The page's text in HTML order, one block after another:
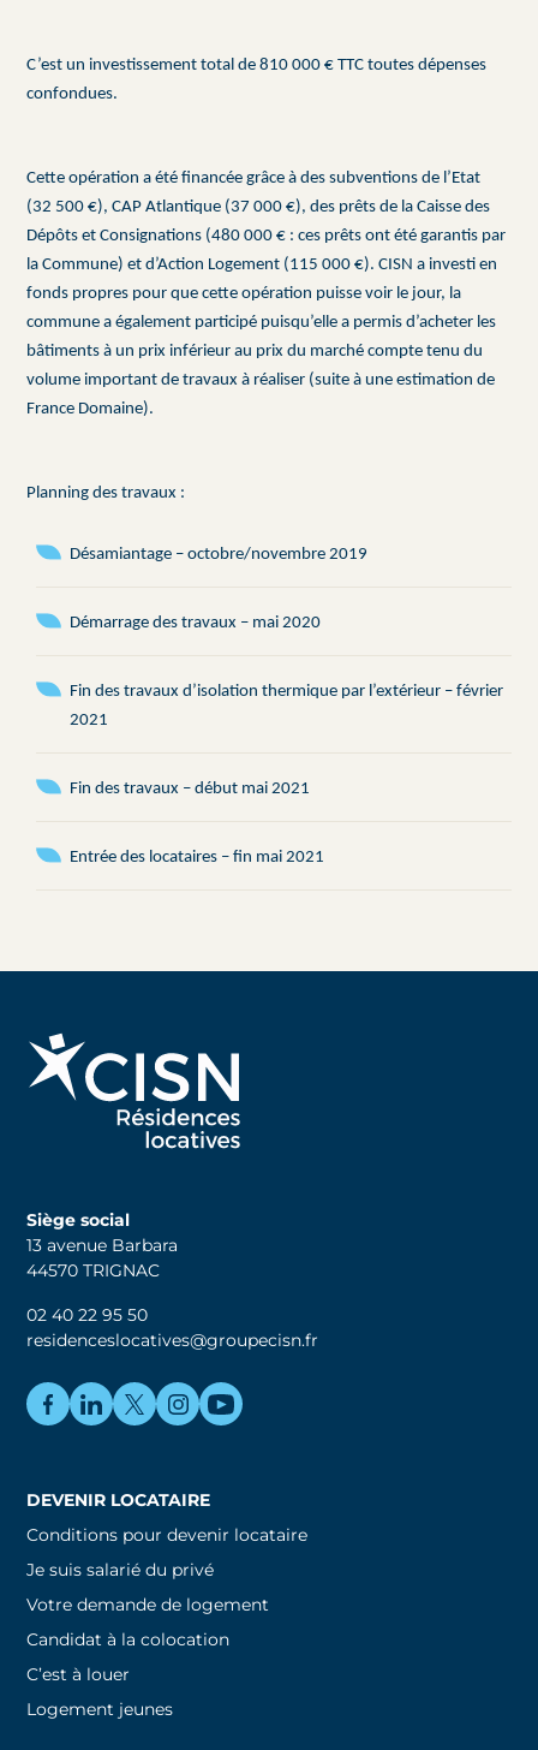
C’est un investissement total de 810 000 € TTC toutes dépenses
confondues.
Cette opération a été financée grâce à des subventions de l’Etat
(32 500 €), CAP Atlantique (37 000 €), des prêts de la Caisse des
Dépôts et Consignations (480 000 € : ces prêts ont été garantis par
la Commune) et d’Action Logement (115 000 €). CISN a investi en
fonds propres pour que cette opération puisse voir le jour, la
commune a également participé puisqu’elle a permis d’acheter les
bâtiments à un prix inférieur au prix du marché compte tenu du
volume important de travaux à réaliser (suite à une estimation de
France Domaine).
Planning des travaux :
Désamiantage – octobre/novembre 2019
Démarrage des travaux – mai 2020
Fin des travaux d’isolation thermique par l’extérieur – février
2021
Fin des travaux – début mai 2021
Entrée des locataires – fin mai 2021
Siège social
13 avenue Barbara
44570 TRIGNAC
02 40 22 95 50
residenceslocatives@groupecisn.fr
DEVENIR LOCATAIRE
Conditions pour devenir locataire
Je suis salarié du privé
Votre demande de logement
Candidat à la colocation
C’est à louer
Logement jeunes